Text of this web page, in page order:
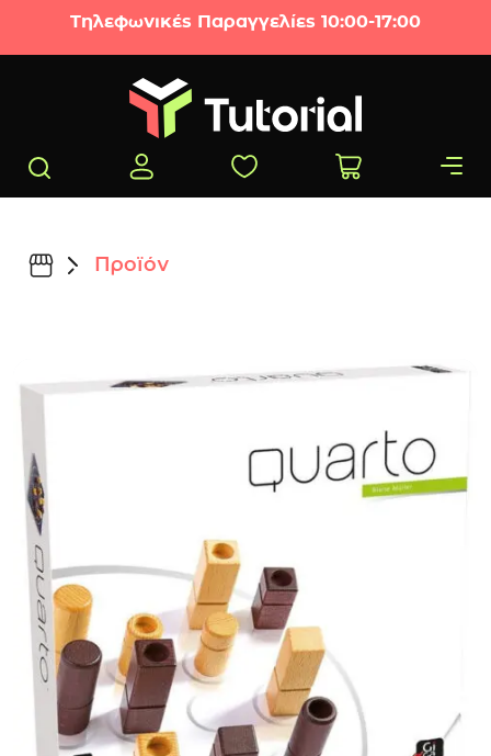
Μετάβαση στο περιεχόμενο
Τηλεφωνικές Παραγγελίες 10:00-17:00
Προϊόν